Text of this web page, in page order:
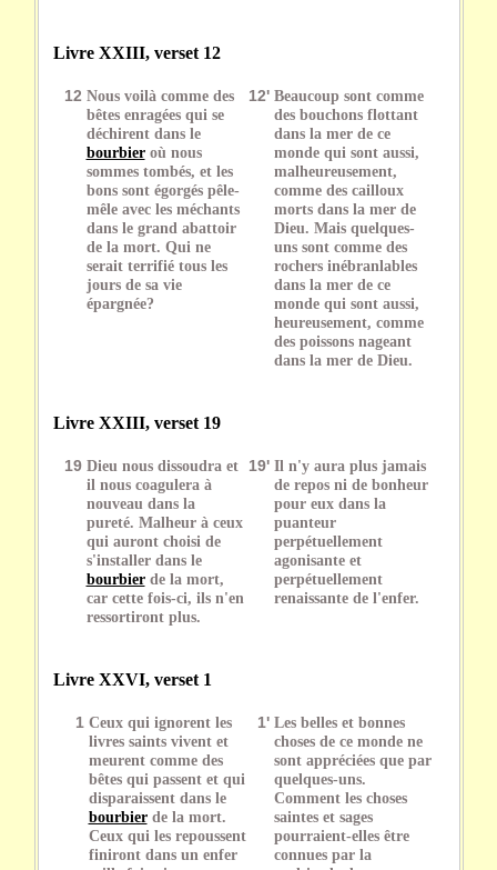
Livre XXIII, verset 12
12 Nous voilà comme des
bêtes enragées qui se
déchirent dans le
bourbieroù nous
sommes tombés, et les
bons sont égorgés pêle-
mêle avec les méchants
dans le grand abattoir
de la mort. Qui ne
serait terrifié tous les
jours de sa vie
épargnée?
12' Beaucoup sont comme
des bouchons flottant
dans la mer de ce
monde qui sont aussi,
malheureusement,
comme des cailloux
morts dans la mer de
Dieu. Mais quelques-
uns sont comme des
rochers inébranlables
dans la mer de ce
monde qui sont aussi,
heureusement, comme
des poissons nageant
dans la mer de Dieu.
Livre XXIII, verset 19
19 Dieu nous dissoudra et
il nous coagulera à
nouveau dans la
pureté. Malheur à ceux
qui auront choisi de
s'installer dans le
bourbierde la mort,
car cette fois-ci, ils n'en
ressortiront plus.
19' Il n'y aura plus jamais
de repos ni de bonheur
pour eux dans la
puanteur
perpétuellement
agonisante et
perpétuellement
renaissante de l'enfer.
Livre XXVI, verset 1
1 Ceux qui ignorent les
livres saints vivent et
meurent comme des
bêtes qui passent et qui
disparaissent dans le
bourbierde la mort.
Ceux qui les repoussent
finiront dans un enfer
1' Les belles et bonnes
choses de ce monde ne
sont appréciées que par
quelques-uns.
Comment les choses
saintes et sages
pourraient-elles être
connues par la